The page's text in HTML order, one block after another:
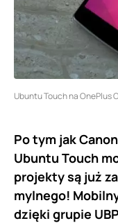
Ubuntu Touch na OnePlus
Po tym jak
Ubuntu Touch
projekty są już
mylnego!
dzięki grupie